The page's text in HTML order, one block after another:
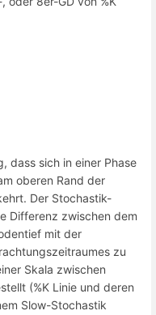
dass sich in einer Phase
oberen Rand der
Der Stochastik-
Differenz zwischen dem
mit der
zu
Skala zwischen
(%K Linie und deren
Slow-Stochastik